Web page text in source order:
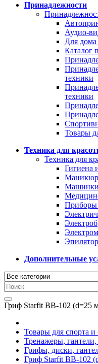
Принадлежности
Аудио-
Для дома
Каталог
техники
техники
Товары
Техника для
Техника для
Гигиена
Машинки
Приборы
Дополнительные
Гриф Starfit BB-102 (d=25
Товары для спорта и
Тренажеры,
Грифы, диски,
Гриф Starfit BB-102